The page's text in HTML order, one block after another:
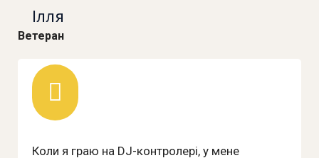
Ілля
Ветеран
Коли я граю на DJ-контролері, у мене